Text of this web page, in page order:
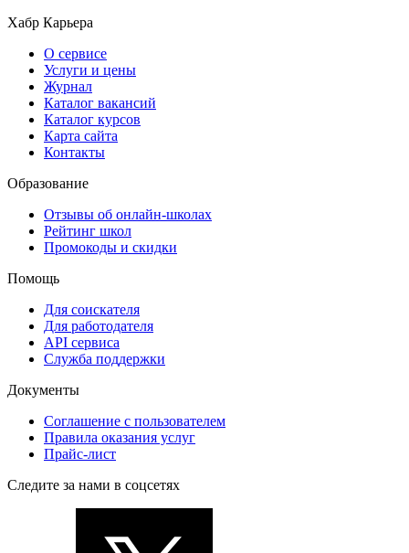
Хабр Карьера
О сервисе
Услуги и цены
Журнал
Каталог вакансий
Каталог курсов
Карта сайта
Контакты
Образование
Отзывы об онлайн-школах
Рейтинг школ
Промокоды и скидки
Помощь
Для соискателя
Для работодателя
API сервиса
Служба поддержки
Документы
Соглашение с пользователем
Правила оказания услуг
Прайс-лист
Следите за нами в соцсетях